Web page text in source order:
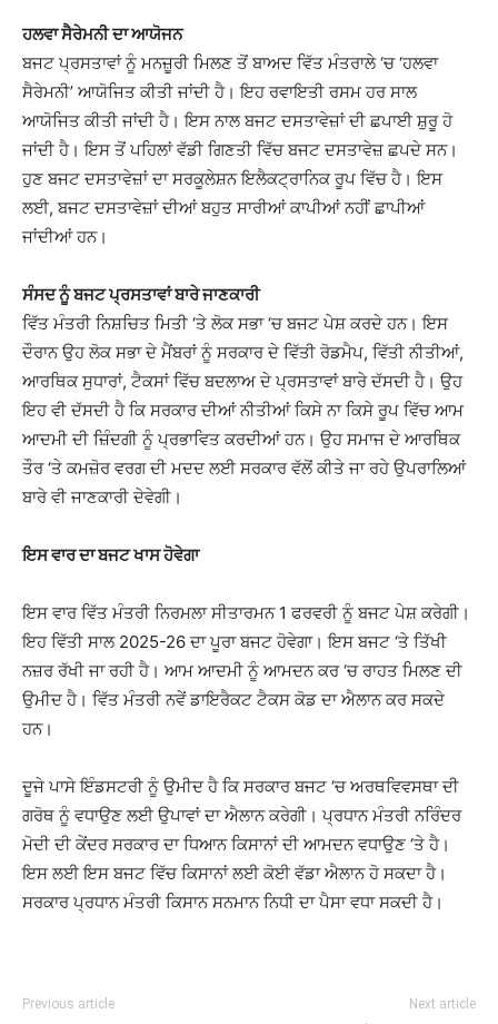
ਹਲਵਾ ਸੈਰੇਮਨੀ ਦਾ ਆਯੋਜਨ
ਬਜਟ ਪ੍ਰਸਤਾਵਾਂ ਨੂੰ ਮਨਜ਼ੂਰੀ ਮਿਲਣ ਤੋਂ ਬਾਅਦ ਵਿੱਤ ਮੰਤਰਾਲੇ ‘ਚ ‘ਹਲਵਾ
ਸੈਰੇਮਨੀ’ ਆਯੋਜਿਤ ਕੀਤੀ ਜਾਂਦੀ ਹੈ। ਇਹ ਰਵਾਇਤੀ ਰਸਮ ਹਰ ਸਾਲ
ਆਯੋਜਿਤ ਕੀਤੀ ਜਾਂਦੀ ਹੈ। ਇਸ ਨਾਲ ਬਜਟ ਦਸਤਾਵੇਜ਼ਾਂ ਦੀ ਛਪਾਈ ਸ਼ੁਰੂ ਹੋ
ਜਾਂਦੀ ਹੈ। ਇਸ ਤੋਂ ਪਹਿਲਾਂ ਵੱਡੀ ਗਿਣਤੀ ਵਿੱਚ ਬਜਟ ਦਸਤਾਵੇਜ਼ ਛਪਦੇ ਸਨ।
ਹੁਣ ਬਜਟ ਦਸਤਾਵੇਜ਼ਾਂ ਦਾ ਸਰਕੂਲੇਸ਼ਨ ਇਲੈਕਟ੍ਰਾਨਿਕ ਰੂਪ ਵਿੱਚ ਹੈ। ਇਸ
ਲਈ, ਬਜਟ ਦਸਤਾਵੇਜ਼ਾਂ ਦੀਆਂ ਬਹੁਤ ਸਾਰੀਆਂ ਕਾਪੀਆਂ ਨਹੀਂ ਛਾਪੀਆਂ
ਜਾਂਦੀਆਂ ਹਨ।
ਸੰਸਦ ਨੂੰ ਬਜਟ ਪ੍ਰਸਤਾਵਾਂ ਬਾਰੇ ਜਾਣਕਾਰੀ
ਵਿੱਤ ਮੰਤਰੀ ਨਿਸ਼ਚਿਤ ਮਿਤੀ ‘ਤੇ ਲੋਕ ਸਭਾ ‘ਚ ਬਜਟ ਪੇਸ਼ ਕਰਦੇ ਹਨ। ਇਸ
ਦੌਰਾਨ ਉਹ ਲੋਕ ਸਭਾ ਦੇ ਮੈਂਬਰਾਂ ਨੂੰ ਸਰਕਾਰ ਦੇ ਵਿੱਤੀ ਰੋਡਮੈਪ, ਵਿੱਤੀ ਨੀਤੀਆਂ,
ਆਰਥਿਕ ਸੁਧਾਰਾਂ, ਟੈਕਸਾਂ ਵਿੱਚ ਬਦਲਾਅ ਦੇ ਪ੍ਰਸਤਾਵਾਂ ਬਾਰੇ ਦੱਸਦੀ ਹੈ। ਉਹ
ਇਹ ਵੀ ਦੱਸਦੀ ਹੈ ਕਿ ਸਰਕਾਰ ਦੀਆਂ ਨੀਤੀਆਂ ਕਿਸੇ ਨਾ ਕਿਸੇ ਰੂਪ ਵਿੱਚ ਆਮ
ਆਦਮੀ ਦੀ ਜ਼ਿੰਦਗੀ ਨੂੰ ਪ੍ਰਭਾਵਿਤ ਕਰਦੀਆਂ ਹਨ। ਉਹ ਸਮਾਜ ਦੇ ਆਰਥਿਕ
ਤੌਰ ‘ਤੇ ਕਮਜ਼ੋਰ ਵਰਗ ਦੀ ਮਦਦ ਲਈ ਸਰਕਾਰ ਵੱਲੋਂ ਕੀਤੇ ਜਾ ਰਹੇ ਉਪਰਾਲਿਆਂ
ਬਾਰੇ ਵੀ ਜਾਣਕਾਰੀ ਦੇਵੇਗੀ।
ਇਸ ਵਾਰ ਦਾ ਬਜਟ ਖਾਸ ਹੋਵੇਗਾ
ਇਸ ਵਾਰ ਵਿੱਤ ਮੰਤਰੀ ਨਿਰਮਲਾ ਸੀਤਾਰਮਨ 1 ਫਰਵਰੀ ਨੂੰ ਬਜਟ ਪੇਸ਼ ਕਰੇਗੀ।
ਇਹ ਵਿੱਤੀ ਸਾਲ 2025-26 ਦਾ ਪੂਰਾ ਬਜਟ ਹੋਵੇਗਾ। ਇਸ ਬਜਟ ‘ਤੇ ਤਿੱਖੀ
ਨਜ਼ਰ ਰੱਖੀ ਜਾ ਰਹੀ ਹੈ। ਆਮ ਆਦਮੀ ਨੂੰ ਆਮਦਨ ਕਰ ‘ਚ ਰਾਹਤ ਮਿਲਣ ਦੀ
ਉਮੀਦ ਹੈ। ਵਿੱਤ ਮੰਤਰੀ ਨਵੇਂ ਡਾਇਰੈਕਟ ਟੈਕਸ ਕੋਡ ਦਾ ਐਲਾਨ ਕਰ ਸਕਦੇ
ਹਨ।
ਦੂਜੇ ਪਾਸੇ ਇੰਡਸਟਰੀ ਨੂੰ ਉਮੀਦ ਹੈ ਕਿ ਸਰਕਾਰ ਬਜਟ ‘ਚ ਅਰਥਵਿਵਸਥਾ ਦੀ
ਗਰੋਥ ਨੂੰ ਵਧਾਉਣ ਲਈ ਉਪਾਵਾਂ ਦਾ ਐਲਾਨ ਕਰੇਗੀ। ਪ੍ਰਧਾਨ ਮੰਤਰੀ ਨਰਿੰਦਰ
ਮੋਦੀ ਦੀ ਕੇਂਦਰ ਸਰਕਾਰ ਦਾ ਧਿਆਨ ਕਿਸਾਨਾਂ ਦੀ ਆਮਦਨ ਵਧਾਉਣ ‘ਤੇ ਹੈ।
ਇਸ ਲਈ ਇਸ ਬਜਟ ਵਿੱਚ ਕਿਸਾਨਾਂ ਲਈ ਕੋਈ ਵੱਡਾ ਐਲਾਨ ਹੋ ਸਕਦਾ ਹੈ।
ਸਰਕਾਰ ਪ੍ਰਧਾਨ ਮੰਤਰੀ ਕਿਸਾਨ ਸਨਮਾਨ ਨਿਧੀ ਦਾ ਪੈਸਾ ਵਧਾ ਸਕਦੀ ਹੈ।
Previous article Next article